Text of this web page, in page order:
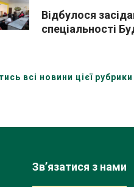
Відбулося
спеціальності
стейкхолдерів
всі новини цієї рубрики
Зв’язатися з нами